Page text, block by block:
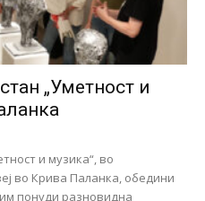
„Уметност и
и музика“, во
во Крива Паланка, обедини
понуди разновидна